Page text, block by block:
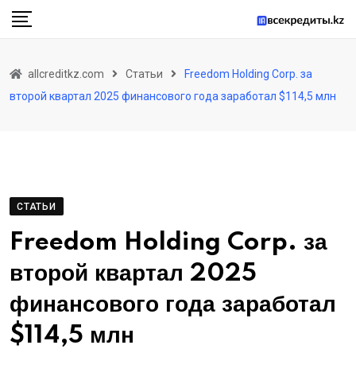
Skip
allcreditkz.com Статьи
Freedom Holding Corp. за
второй квартал 2025 финансового года заработал $114,5 млн
СТАТЬИ
Freedom Holding Corp. за
второй квартал 2025
финансового года заработал
$114,5 млн